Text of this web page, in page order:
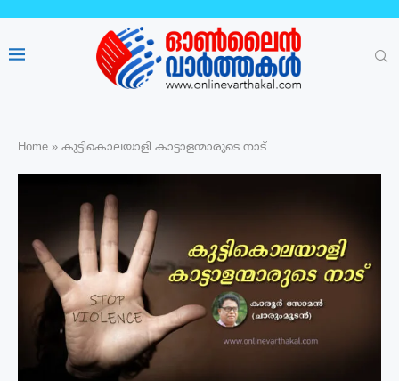
Home » കുട്ടികൊലയാളി കാട്ടാളന്മാരുടെ നാട്